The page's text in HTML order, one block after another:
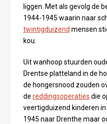
liggen. Met als gevolg de
1944-1945 waarin naar
twintigduizend mensen
kou.
Uit wanhoop stuurden
Drentse platteland in de
de hongersnood zouden
de reddingsoperaties die
veertigduizend kinderen
1945 naar Drenthe maar